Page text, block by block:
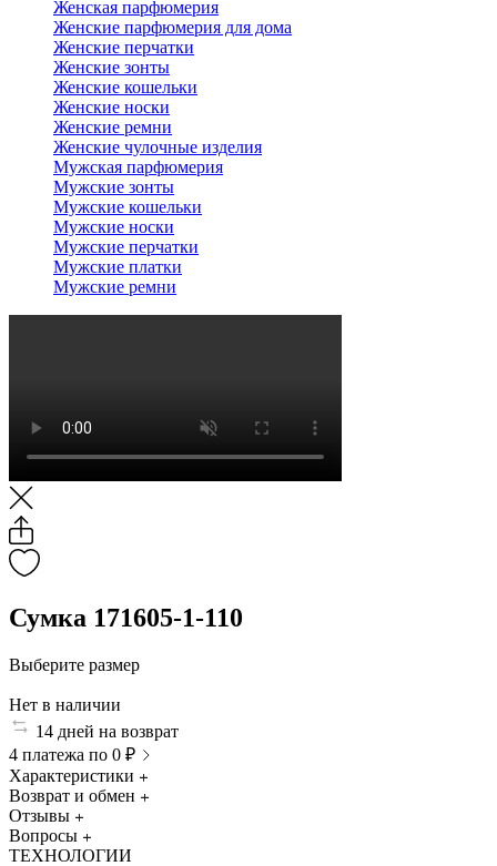
Женская парфюмерия
Женские парфюмерия для дома
Женские перчатки
Женские зонты
Женские кошельки
Женские носки
Женские ремни
Женские чулочные изделия
Мужская парфюмерия
Мужские зонты
Мужские кошельки
Мужские носки
Мужские перчатки
Мужские платки
Мужские ремни
Сумка 171605-1-110
Выберите размер
Нет в наличии
14 дней на возврат
4 платежа по 0 ₽
Характеристики
Возврат и обмен
Отзывы
Вопросы
ТЕХНОЛОГИИ